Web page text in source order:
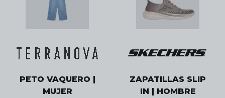
PETO VAQUERO |
MUJER
ZAPATILLAS SLIP
IN | HOMBRE